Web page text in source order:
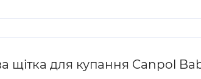
щітка для купання Canpol